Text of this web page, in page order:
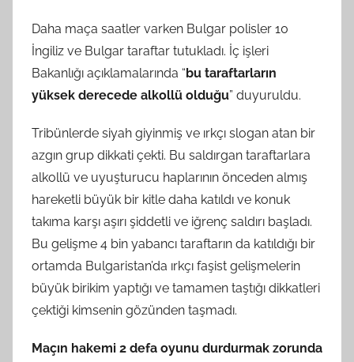
Daha maça saatler varken Bulgar polisler 10
İngiliz ve Bulgar taraftar tutukladı. İç işleri
Bakanlığı açıklamalarında “bu taraftarların
yüksek derecede alkollü olduğu” duyuruldu.
Tribünlerde siyah giyinmiş ve ırkçı slogan atan bir
azgın grup dikkati çekti. Bu saldırgan taraftarlara
alkollü ve uyuşturucu haplarının önceden almış
hareketli büyük bir kitle daha katıldı ve konuk
takıma karşı aşırı şiddetli ve iğrenç saldırı başladı.
Bu gelişme 4 bin yabancı taraftarın da katıldığı bir
ortamda Bulgaristan’da ırkçı faşist gelişmelerin
büyük birikim yaptığı ve tamamen taştığı dikkatleri
çektiği kimsenin gözünden taşmadı.
Maçın hakemi 2 defa oyunu durdurmak zorunda